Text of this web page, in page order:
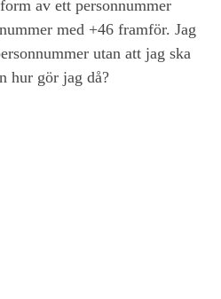
av ett personnummer
med +46 framför. Jag
utan att jag ska
hur gör jag då?